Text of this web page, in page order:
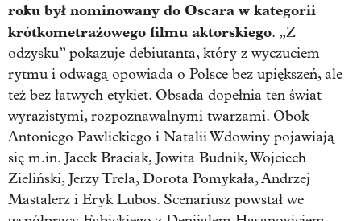
roku był nominowany do Oscara w kategorii
krótkometrażowego filmu aktorskiego. „Z
odzysku” pokazuje debiutanta, który z wyczuciem
rytmu i odwagą opowiada o Polsce bez upiększeń, ale
też bez łatwych etykiet. Obsada dopełnia ten świat
wyrazistymi, rozpoznawalnymi twarzami. Obok
Antoniego Pawlickiego i Natalii Wdowiny pojawiają
się m.in. Jacek Braciak, Jowita Budnik, Wojciech
Zieliński, Jerzy Trela, Dorota Pomykała, Andrzej
Mastalerz i Eryk Lubos. Scenariusz powstał we